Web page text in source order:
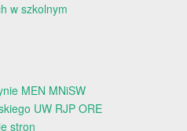
w szkolnym
MEN MNiSW
UW RJP ORE
stron